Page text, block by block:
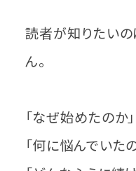
読者が知りたいの
ん。
「なぜ始めたのか」
「何に悩んでいた